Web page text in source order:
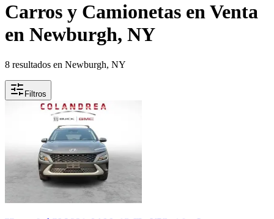
Carros y Camionetas en Venta
en Newburgh, NY
8 resultados en Newburgh, NY
Filtros